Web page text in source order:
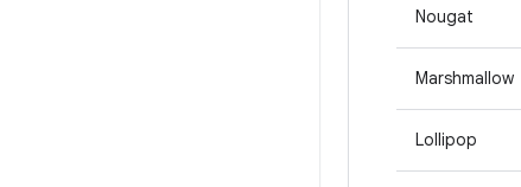
Nougat
Marshmallow
Lollipop